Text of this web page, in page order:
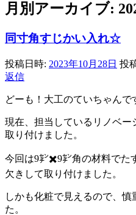
月別アーカイブ:
同寸角すじかい入れ☆
投稿日時: 2023年10月28日 投
返信
どーも！大工のていちゃんで
現在、担当しているリノベ
取り付けました。
今回は9㌢✖️9㌢角の材料でた
欠きして取り付けました。
しかも化粧で見えるので、
た。